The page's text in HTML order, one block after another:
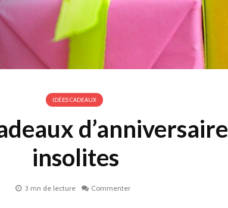
IDÉES CADEAUX
d’anniversaire
insolites
3 mn de lecture Commenter